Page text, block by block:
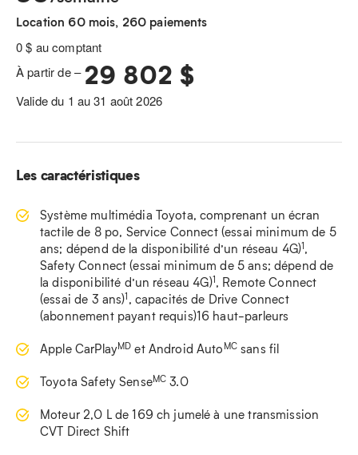
Location 60 mois, 260 paiements
0 $ au comptant
À partir de –29 802 $
Valide du 1 au 31 août 2026
Les caractéristiques
Système multimédia Toyota, comprenant un écran
tactile de 8 po, Service Connect (essai minimum de 5
ans; dépend de la disponibilité d’un réseau 4G)1,
Safety Connect (essai minimum de 5 ans; dépend de
la disponibilité d’un réseau 4G)1, Remote Connect
(essai de 3 ans)1 , capacités de Drive Connect
(abonnement payant requis)16 haut-parleurs
Apple CarPlayMD et Android Auto MCsans fil
Toyota Safety SenseMC 3.0
Moteur 2,0 L de 169 ch jumelé à une transmission
CVT Direct Shift